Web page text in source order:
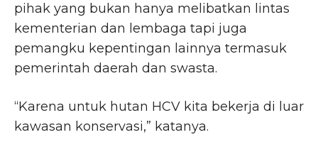
pihak yang bukan hanya melibatkan lintas
kementerian dan lembaga tapi juga
pemangku kepentingan lainnya termasuk
pemerintah daerah dan swasta.
“Karena untuk hutan HCV kita bekerja di luar
kawasan konservasi,” katanya.